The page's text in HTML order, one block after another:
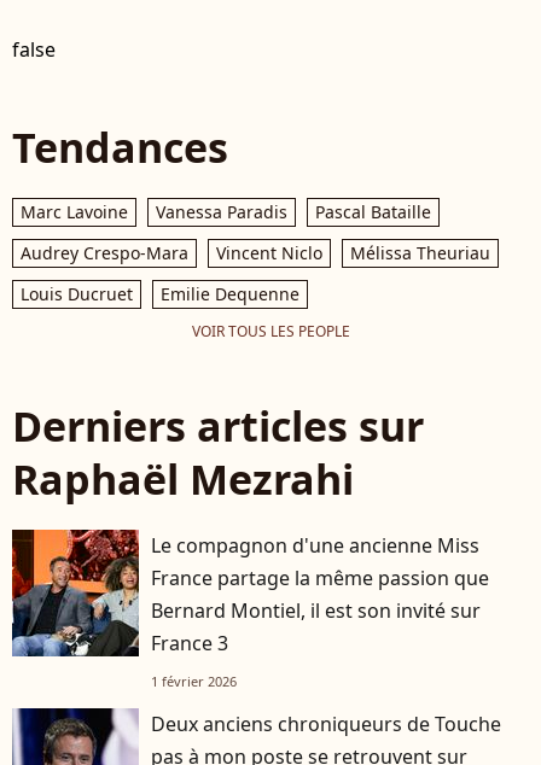
false
Tendances
Marc Lavoine Vanessa Paradis
Pascal Bataille
Audrey Crespo-Mara
Vincent Niclo
Mélissa Theuriau
Louis Ducruet
Emilie Dequenne
VOIR TOUS LES PEOPLE
Derniers articles sur
Raphaël Mezrahi
Le compagnon d'une ancienne Miss
France partage la même passion que
Bernard Montiel, il est son invité sur
France 3
1 février 2026
Deux anciens chroniqueurs de Touche
pas à mon poste se retrouvent sur